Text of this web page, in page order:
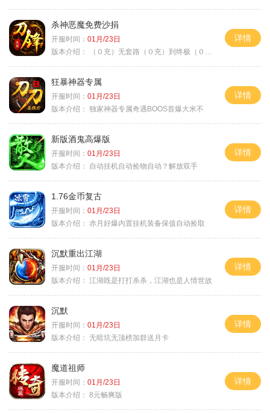
杀神恶魔免费沙捐
开服时间： 01月/23日
版本介绍：
（０充）无套路（０充）到终极（０充）爽
详情
狂暴神器专属
开服时间： 01月/23日
版本介绍： 独家神器专属奇遇BOOS首爆大米不
详情
新版酒鬼高爆版
开服时间： 01月/23日
版本介绍：
自动挂机自动捡物自动？解放双手
详情
1.76金币复古
开服时间： 01月/23日
版本介绍： 赤月好爆内置挂机装备保值自动捡取
详情
沉默重出江湖
开服时间： 01月/23日
版本介绍： 江湖既是打打杀杀，江湖也是人情世故
详情
沉默
开服时间： 01月/23日
版本介绍： 无暗坑无顶榜加群送月卡
详情
魔道祖师
开服时间： 01月/23日
版本介绍： 8元畅爽版
详情